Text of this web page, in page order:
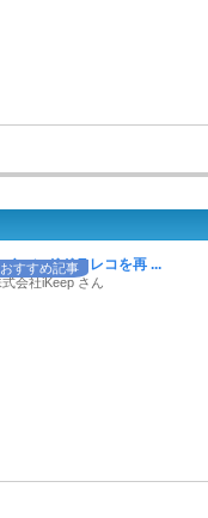
おすすめ記事
イエンドドラレコを再 ...
式会社iKeep さん